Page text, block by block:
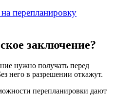
перепланировку
заключение?
нужно получать перед
него в разрешении откажут.
перепланировки дают